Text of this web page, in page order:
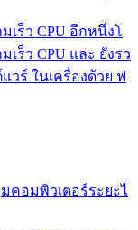
เร็ว CPU อีกหนึ่งโ
ร็ว CPU และ ยังรว
วร์ ในเครื่องด้วย ฟ
คอมพิวเตอร์ระยะไ